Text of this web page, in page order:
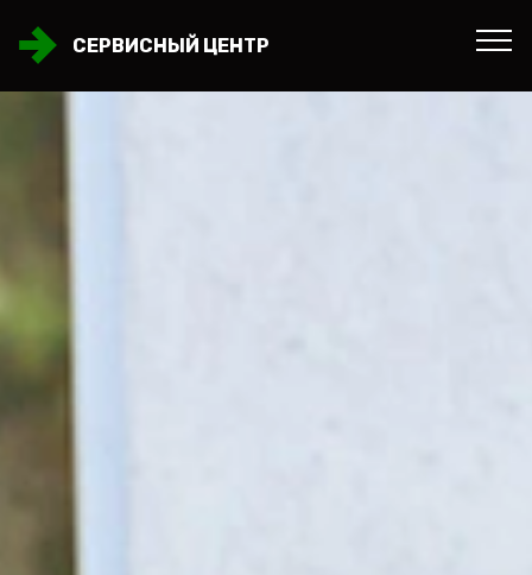
СЕРВИСНЫЙ ЦЕНТР